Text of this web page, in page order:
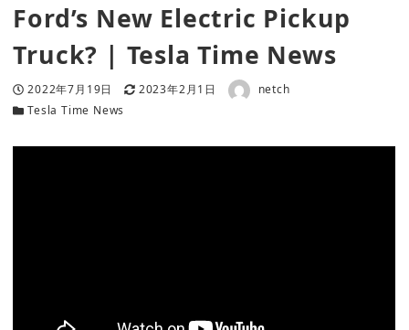
Ford’s New Electric Pickup
Truck? | Tesla Time News
投稿日
2022年7月19日 更新日
2023年2月1日 著者 netch
カテゴリー
Tesla Time News